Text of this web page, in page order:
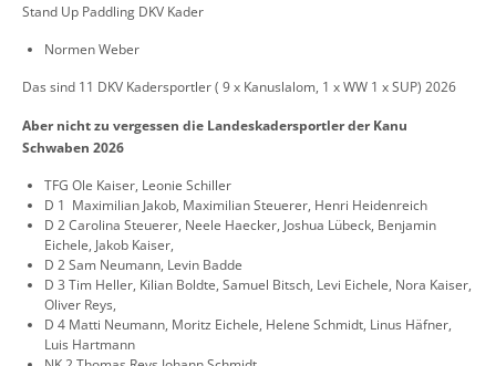
Stand Up Paddling DKV Kader
Normen Weber
Das sind 11 DKV Kadersportler ( 9 x Kanuslalom, 1 x WW 1 x SUP) 2026
Aber nicht zu vergessen die Landeskadersportler der Kanu
Schwaben 2026
TFG Ole Kaiser, Leonie Schiller
D 1 Maximilian Jakob, Maximilian Steuerer, Henri Heidenreich
D 2 Carolina Steuerer, Neele Haecker, Joshua Lübeck, Benjamin
Eichele, Jakob Kaiser,
D 2 Sam Neumann, Levin Badde
D 3 Tim Heller, Kilian Boldte, Samuel Bitsch, Levi Eichele, Nora Kaiser,
Oliver Reys,
D 4 Matti Neumann, Moritz Eichele, Helene Schmidt, Linus Häfner,
Luis Hartmann